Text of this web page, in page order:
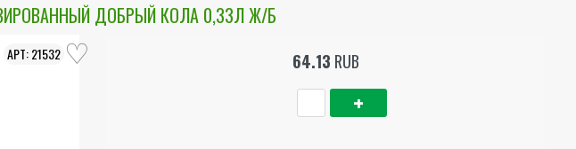
ДОБРЫЙ КОЛА 0,33Л Ж/Б
21532 64.13 RUB